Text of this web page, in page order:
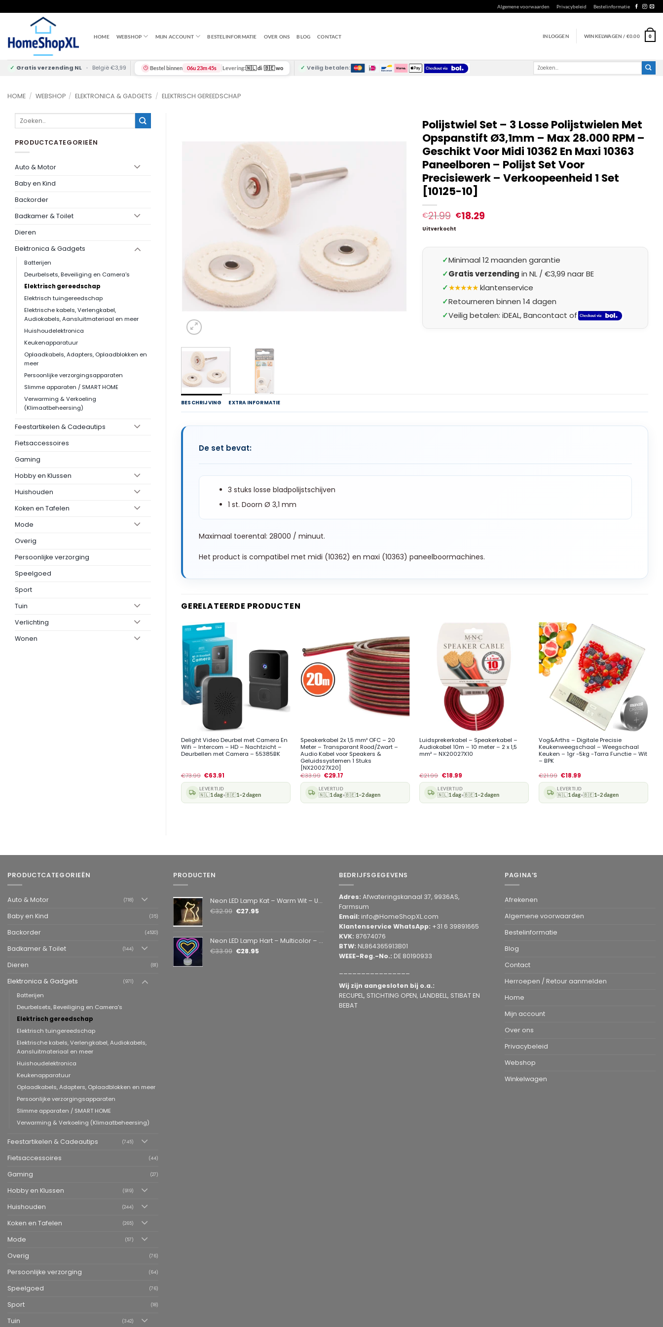
to
Algemene voorwaarden Privacybeleid Bestelinformatie
HOME WEBSHOP MIJN ACCOUNT BESTELINFORMATIE OVER ONS BLOG CONTACT INLOGGEN WINKELWAGEN / €0.00 0
✓ Gratis verzending NL • België €3,99 Bestel binnen 06u 23m 45s Levering:🇳🇱 di/🇧🇪 wo ✓ Veilig betalen:
Zoeken
HOME / WEBSHOP / ELEKTRONICA & GADGETS / ELEKTRISCH GEREEDSCHAP
Zoeken
PRODUCTCATEGORIEËN
Auto & Motor
Baby en Kind
Backorder
Badkamer & Toilet
Dieren
Elektronica & Gadgets
Batterijen
Deurbelsets, Beveiliging en Camera's
Elektrisch gereedschap
Elektrisch tuingereedschap
Elektrische kabels, Verlengkabel,
Audiokabels, Aansluitmateriaal en meer
Huishoudelektronica
Keukenapparatuur
Oplaadkabels, Adapters, Oplaadblokken en
meer
Persoonlijke verzorgingsapparaten
Slimme apparaten / SMART HOME
Verwarming & Verkoeling
(Klimaatbeheersing)
Feestartikelen & Cadeautips
Fietsaccessoires
Gaming
Hobby en Klussen
Huishouden
Koken en Tafelen
Mode
Overig
Persoonlijke verzorging
Speelgoed
Sport
Tuin
Verlichting
Wonen
Polijstwiel Set – 3 Losse Polijstwielen Met
Opspanstift Ø3,1mm – Max 28.000 RPM –
Geschikt Voor Midi 10362 En Maxi 10363
Paneelboren – Polijst Set Voor
Precisiewerk – Verkoopeenheid 1 Set
[10125-10]
€21.99 €18.29
Uitverkocht
✓Minimaal 12 maanden garantie
✓Gratis verzending in NL / €3,99 naar BE
✓★★★★★klantenservice
✓Retourneren binnen 14 dagen
✓Veilig betalen: iDEAL, Bancontact of
BESCHRIJVING EXTRA INFORMATIE
De set bevat:
3 stuks losse bladpolijstschijven
1 st. Doorn Ø 3,1 mm
Maximaal toerental: 28000 / minuut.
Het product is compatibel met midi (10362) en maxi (10363) paneelboormachines.
GERELATEERDE PRODUCTEN
Delight Video Deurbel met Camera En
Wifi – Intercom – HD – Nachtzicht –
Deurbellen met Camera – 55385BK
€73.99 €63.91
LEVERTIJD
🇳🇱1 dag•🇧🇪1–2 dagen
Speakerkabel 2x 1,5 mm² OFC – 20
Meter – Transparant Rood/Zwart –
Audio Kabel voor Speakers &
Geluidssystemen 1 Stuks
[NX20027X20]
€33.99 €29.17
LEVERTIJD
🇳🇱1 dag•🇧🇪1–2 dagen
Luidsprekerkabel – Speakerkabel –
Audiokabel 10m – 10 meter – 2 x 1,5
mm² – NX20027X10
€21.99 €18.99
LEVERTIJD
🇳🇱1 dag•🇧🇪1–2 dagen
Vog&Arths – Digitale Precisie
Keukenweegschaal – Weegschaal
Keuken – 1gr -5kg -Tarra Functie – Wit
– BPK
€21.99 €18.99
LEVERTIJD
🇳🇱1 dag•🇧🇪1–2 dagen
PRODUCTCATEGORIEËN
Auto & Motor (718)
Baby en Kind (35)
Backorder (4520)
Badkamer & Toilet (144)
Dieren (81)
Elektronica & Gadgets (971)
Batterijen
Deurbelsets, Beveiliging en Camera's
Elektrisch gereedschap
Elektrisch tuingereedschap
Elektrische kabels, Verlengkabel, Audiokabels,
Aansluitmateriaal en meer
Huishoudelektronica
Keukenapparatuur
Oplaadkabels, Adapters, Oplaadblokken en meer
Persoonlijke verzorgingsapparaten
Slimme apparaten / SMART HOME
Verwarming & Verkoeling (Klimaatbeheersing)
Feestartikelen & Cadeautips (745)
Fietsaccessoires (44)
Gaming (27)
Hobby en Klussen (919)
Huishouden (244)
Koken en Tafelen (265)
Mode (57)
Overig (76)
Persoonlijke verzorging (64)
Speelgoed (76)
Sport (18)
Tuin (342)
PRODUCTEN
Neon LED Lamp Kat – Warm Wit – USB & Batterij – Decoratieve Tafellamp voor Kinderkamer – 28,5 x 24,5 cm
€32.99 €27.95
Neon LED Lamp Hart – Multicolor – USB & Batterij – Hartvormige Sfeerlamp – Kinderkamer & Slaapkamer – 25,2 x 23 cm
€33.99 €28.95
BEDRIJFSGEGEVENS
Adres: Afwateringskanaal 37, 9936AS,
Farmsum
Email: info@HomeShopXL.com
Klantenservice WhatsApp: +31 6 39891665
KVK: 87674076
BTW: NL864365913B01
WEEE-Reg.-No.: DE 80190933
Wij zijn aangesloten bij o.a.:
RECUPEL, STICHTING OPEN, LANDBELL, STIBAT EN
BEBAT
PAGINA’S
Afrekenen
Algemene voorwaarden
Bestelinformatie
Blog
Contact
Herroepen / Retour aanmelden
Home
Mijn account
Over ons
Privacybeleid
Webshop
Winkelwagen